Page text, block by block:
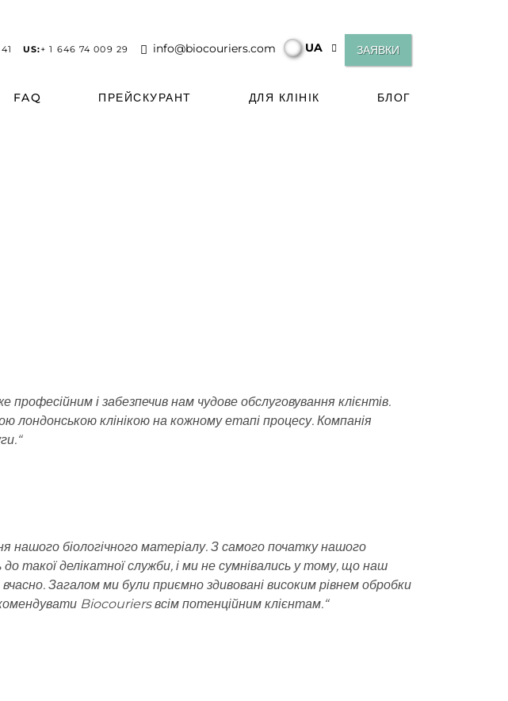
US:+ 1 646 74 009 29 info@biocouriers.com UA ЗАЯВКИ
FAQ ПРЕЙСКУРАНТ ДЛЯ КЛІНІК БЛОГ
і забезпечив нам чудове обслуговування клієнтів.
лондонською клінікою на кожному етапі процесу. Компанія
біологічного матеріалу. З самого початку нашого
такої делікатної служби, і ми не сумнівались у тому, що наш
Загалом ми були приємно здивовані високим рівнем обробки
Biocouriers всім потенційним клієнтам.“